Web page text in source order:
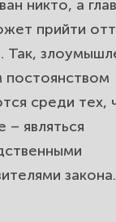
никто, а
прийти
Так,
постоянством
среди тех,
– являться